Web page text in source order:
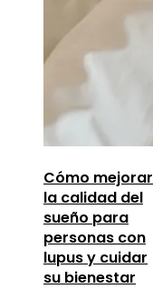
Cómo mejorar
la calidad del
sueño para
personas con
lupus y cuidar
su bienestar